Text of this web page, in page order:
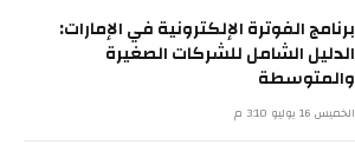
برنامج الفوترة الإلكترونية في الإمارات:
الدليل الشامل للشركات الصغيرة
والمتوسطة
الخميس 16 يوليو 3:10 م